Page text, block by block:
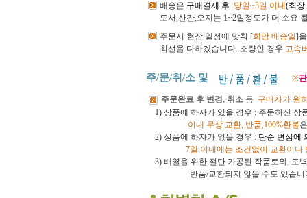
배송은 구매결제 후 당일~3일 이내(최장
도서,산간,오지는 1~2일정도가 더 소요
주문시 현장 일정에 맞춰 [희망 배송일]
최선을 다하겠습니다. 소량인 경우 고속
주/문/취/소 및 ※
주문완료 후 변경, 취소 등 구매자가 원
1) 상품에 하자가 있을 경우 : 주문하신 상
이내 무상 교환, 반품,100%환불
2) 상품에 하자가 없을 경우 : 단순 변심에
7일 이내에는 조건없이 교환이나
3) 배열을 위한 절단 가공된 작품토와, 도
반품/교환되지 않을 수도 있습니